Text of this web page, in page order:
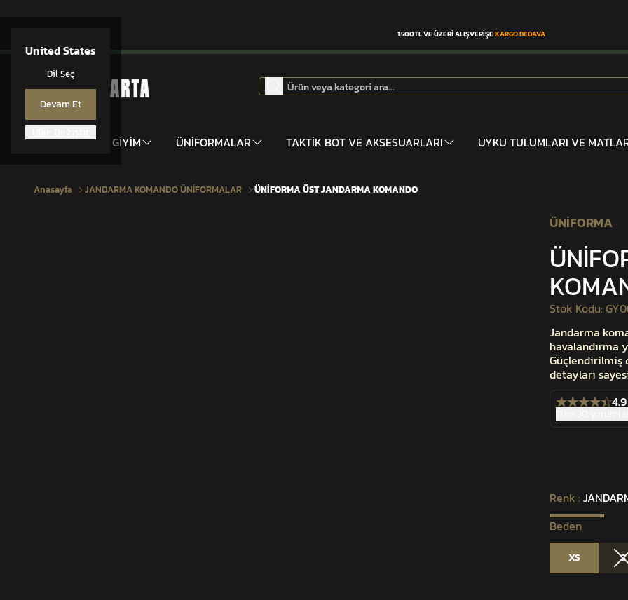
United States
Dil Seç
Devam Et
1.500TL VE ÜZERİ ALIŞVERİŞEKARGO BEDAVA
DONANIM GİYİM ÜNİFORMALAR TAKTİK BOT VE AKSESUARLARI UYKU TULUMLARI VE
Anasayfa JANDARMA KOMANDO ÜNİFORMALAR ÜNİFORMA ÜST JANDARMA KOMANDO
ÜNİFORMA
Stok Kodu:
Jandarma
havalandırma
Güçlendirilmiş
detayları
4.9
Renk :
Beden
XS S